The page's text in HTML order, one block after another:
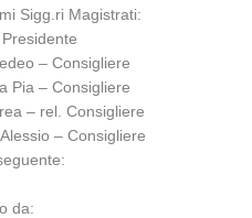
Sigg.ri Magistrati:
– Consigliere
Pia – Consigliere
– rel. Consigliere
– Consigliere
da: